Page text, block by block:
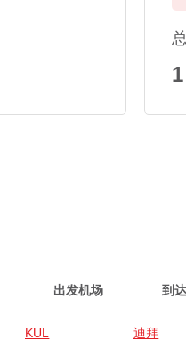
1
出发机场 到
KUL 迪拜